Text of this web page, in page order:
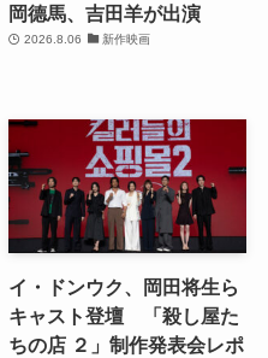
岡德馬、吉田羊が出演
2026.8.06 新作映画
イ・ドンウク、岡田将生ら
キャスト登壇 「殺し屋た
ちの店 ２」制作発表会レポ